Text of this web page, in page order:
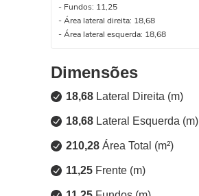
- Fundos: 11,25
- Área lateral direita: 18,68
- Área lateral esquerda: 18,68
Dimensões
18,68 Lateral Direita (m)
18,68 Lateral Esquerda (m)
210,28 Área Total (m²)
11,25 Frente (m)